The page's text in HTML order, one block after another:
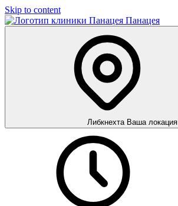
Skip to content
Панацея
Либкнехта Ваша локация